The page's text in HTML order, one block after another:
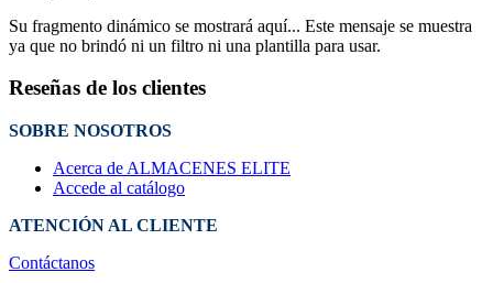
Su fragmento dinámico se mostrará aquí... Este mensaje se muestra
ya que no brindó ni un filtro ni una plantilla para usar.
Reseñas de los clientes
SOBRE NOSOTROS
Acerca de ALMACENES ELITE
Accede al catálogo
ATENCIÓN AL CLIENTE
Contáctanos